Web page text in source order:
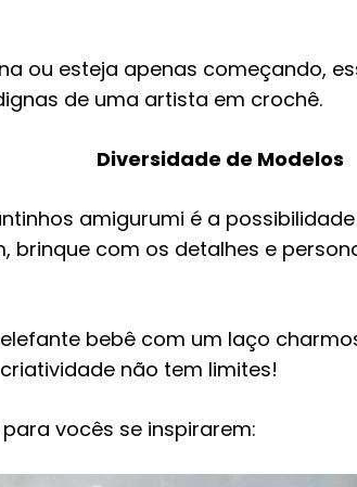
ou esteja apenas começando,
de uma artista em crochê.
Diversidade de Modelos
amigurumi é a
brinque com os detalhes e
bebê com um laço
não tem limites!
vocês se inspirarem: